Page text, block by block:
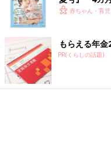
いっぱい！
赤ちゃん・育児
もらえる年
PR(くらしの話題)